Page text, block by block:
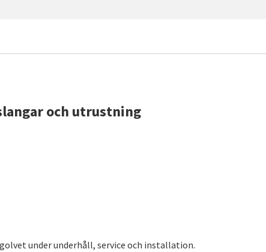
och utrustning
under underhåll, service och installation.